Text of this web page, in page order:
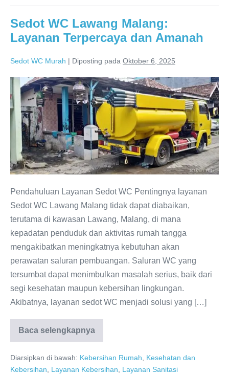
Sedot WC Lawang Malang:
Layanan Terpercaya dan Amanah
Sedot WC Murah | Diposting pada Oktober 6, 2025
Sedot
WC
Lawang
Malang:
Layanan
Terpercaya
dan
Pendahuluan Layanan Sedot WC Pentingnya layanan
Sedot WC Lawang Malang tidak dapat diabaikan,
terutama di kawasan Lawang, Malang, di mana
kepadatan penduduk dan aktivitas rumah tangga
mengakibatkan meningkatnya kebutuhan akan
perawatan saluran pembuangan. Saluran WC yang
tersumbat dapat menimbulkan masalah serius, baik dari
segi kesehatan maupun kebersihan lingkungan.
Akibatnya, layanan sedot WC menjadi solusi yang […]
Baca selengkapnya
Sedot
WC
Malang:
Layanan
Diarsipkan di bawah: Kebersihan Rumah
Kesehatan dan
Kebersihan
Layanan Kebersihan Layanan Sanitasi